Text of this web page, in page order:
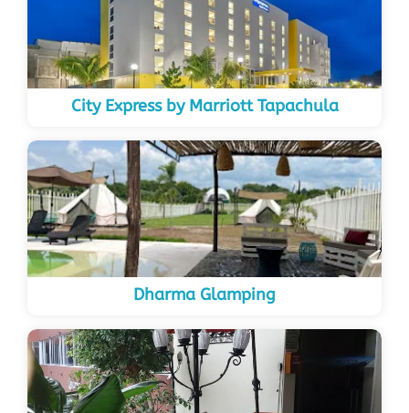
City Express by Marriott Tapachula
Dharma Glamping